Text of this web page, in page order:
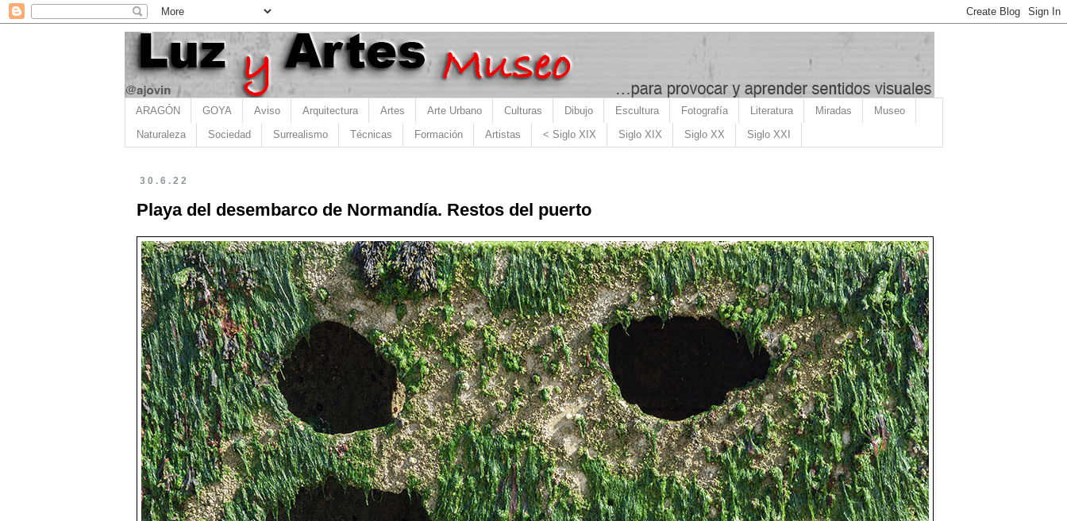
ARAGÓN GOYA Aviso Arquitectura Artes Arte Urbano Culturas Dibujo Escultura Fotografía Literatura Miradas Museo
Naturaleza Sociedad Surrealismo Técnicas Formación Artistas < Siglo XIX Siglo XIX Siglo XX Siglo XXI
30.6.22
Playa del desembarco de Normandía. Restos del puerto